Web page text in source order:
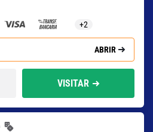
+2
ABRIR
VISITAR